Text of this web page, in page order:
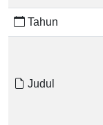
Tahun
Judul